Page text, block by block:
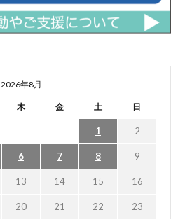
2026年8月
木 金 土 日
1 2
6 7 8 9
13 14 15 16
20 21 22 23